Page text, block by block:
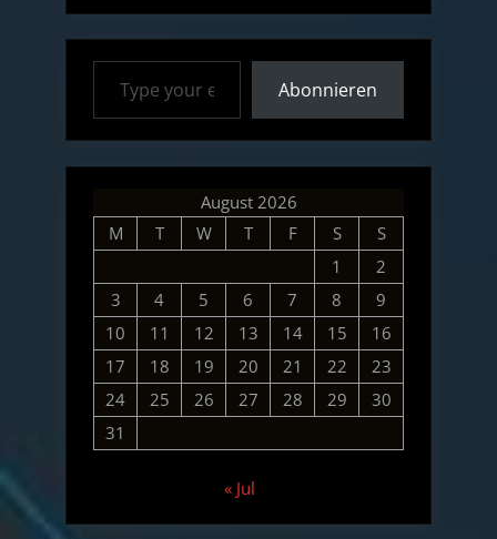
22.02.18”
Type your email…
Abonnieren
August 2026
M
T W T F S
S
1
2
3
4 5 6 7 8
9
10
11 12 13 14 15
16
17
18 19 20 21 22
23
24
25 26 27 28 29
30
31
« Jul